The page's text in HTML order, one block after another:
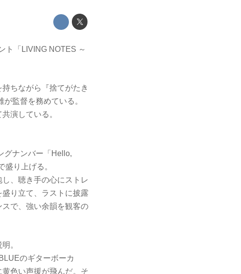
ト「LIVING NOTES ～
ちながら『捨てがたき
監督を務めている。
演している。
グナンバー「Hello,
り上げる。
、聴き手の心にストレ
り立て、ラストに披露
で、強い余韻を観客の
。
のギターボーカ
色い声援が飛んだ。そ